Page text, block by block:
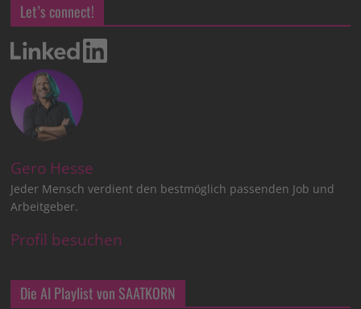
Let’s connect!
Gero Hesse
Jeder Mensch verdient den bestmöglich passenden Job und
Arbeitgeber.
Profil besuchen
Die AI Playlist von SAATKORN